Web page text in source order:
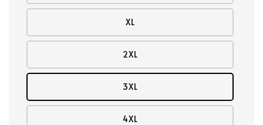
XL
2XL
3XL
4XL